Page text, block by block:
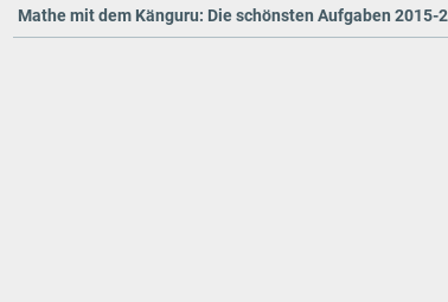
Mathe mit dem Känguru: Die schönsten Aufgaben 2015-